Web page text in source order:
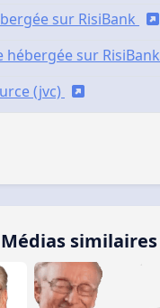
sur RisiBank
hébergée sur RisiBank
(jvc)
Médias similaires